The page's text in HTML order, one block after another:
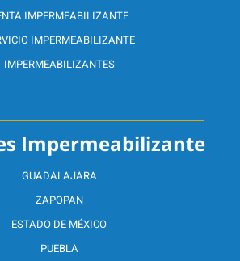
Impermeabilizante
GUADALAJARA
ZAPOPAN
ESTADO DE MÉXICO
PUEBLA
IMPERMEABILIZANTE
IMPERMEABILIZANTE
IMPERMEABILIZANTES